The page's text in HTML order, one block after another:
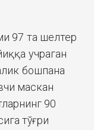
97 та шелтер
учраган
бошпана
маскан
90
тўғри